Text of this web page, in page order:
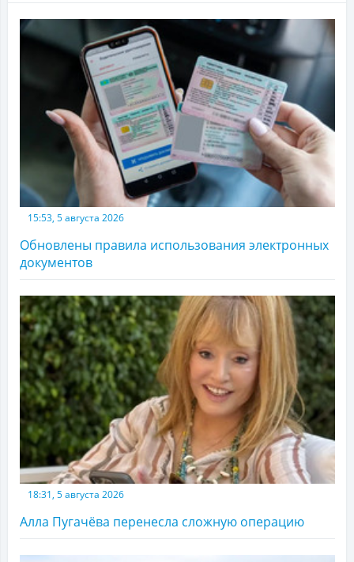
15:53, 5 августа 2026
Обновлены правила использования электронных
документов
18:31, 5 августа 2026
Алла Пугачёва перенесла сложную операцию